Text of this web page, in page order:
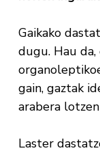
Gaikako
dugu. Hau
gain, gaztak
arabera
Laster